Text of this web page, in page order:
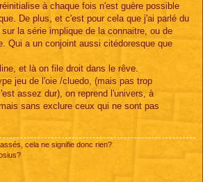
à chaque fois n'est guère possible
De plus, et c'est pour cela que j'ai parlé du
la série implique de la connaitre, ou de
Qui a un conjoint aussi citédoresque que
et là on file droit dans le rêve.
jeu de l'oie /cluedo, (mais pas trop
assez dur), on reprend l'univers, à
sans exclure ceux qui ne sont pas
cela ne signifie donc rien?